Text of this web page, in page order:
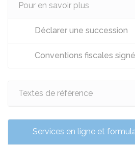
Pour en savoir plus
Déclarer une succession
Conventions fiscales
Textes de référence
Services en ligne et